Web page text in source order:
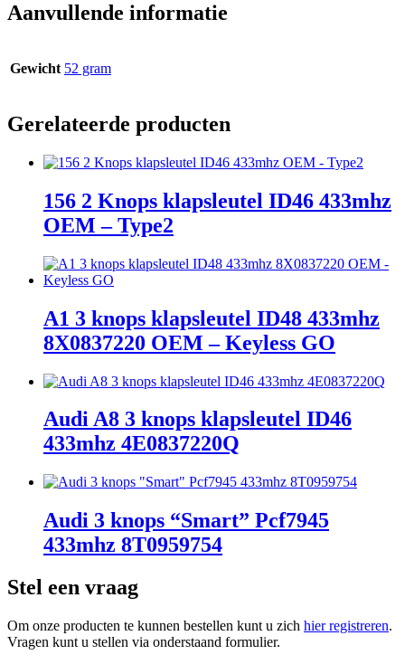
Aanvullende informatie
Gewicht 52 gram
Gerelateerde producten
156 2 Knops klapsleutel ID46 433mhz
OEM – Type2
A1 3 knops klapsleutel ID48 433mhz
8X0837220 OEM – Keyless GO
Audi A8 3 knops klapsleutel ID46
433mhz 4E0837220Q
Audi 3 knops “Smart” Pcf7945
433mhz 8T0959754
Stel een vraag
Om onze producten te kunnen bestellen kunt u zich hier registreren.
Vragen kunt u stellen via onderstaand formulier.